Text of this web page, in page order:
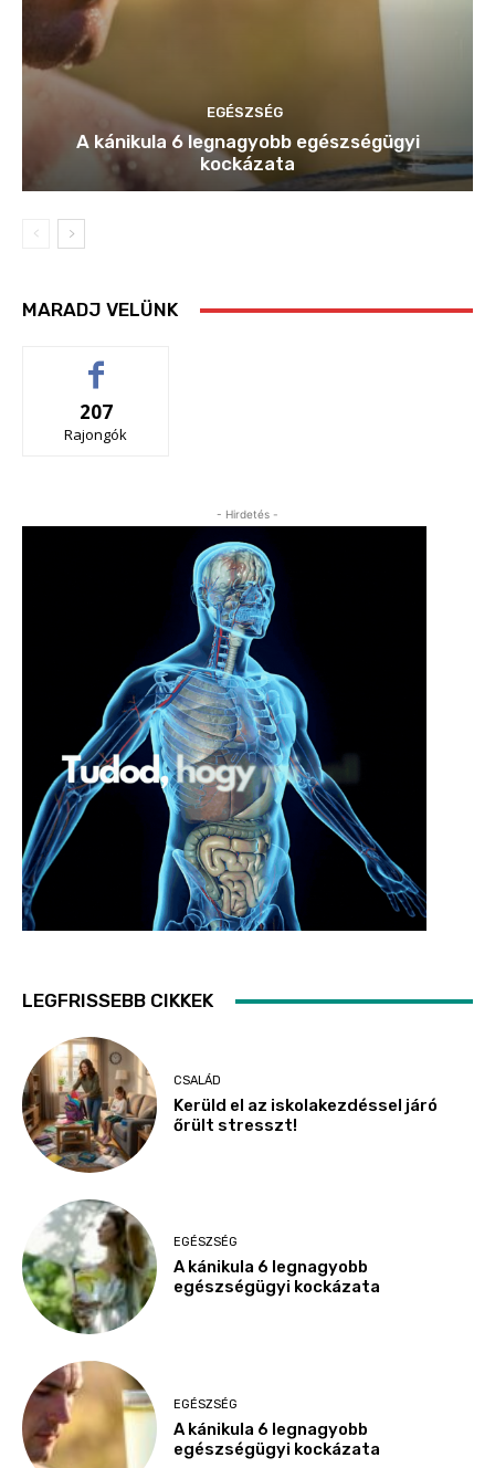
EGÉSZSÉG
A kánikula 6 legnagyobb egészségügyi
kockázata
MARADJ VELÜNK
207
Rajongók
- Hirdetés -
LEGFRISSEBB CIKKEK
CSALÁD
Kerüld el az iskolakezdéssel járó
őrült stresszt!
EGÉSZSÉG
A kánikula 6 legnagyobb
egészségügyi kockázata
EGÉSZSÉG
A kánikula 6 legnagyobb
egészségügyi kockázata